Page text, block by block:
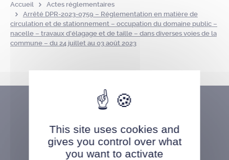
Accueil
Actes réglementaires
Arrêté DPR-2023-0759 – Réglementation en matière de
circulation et de stationnement – occupation du domaine public –
nacelle – travaux d’élagage et de taille – dans diverses voies de la
commune – du 24 juillet au 03 août 2023
This site uses cookies and
gives you control over what
you want to activate